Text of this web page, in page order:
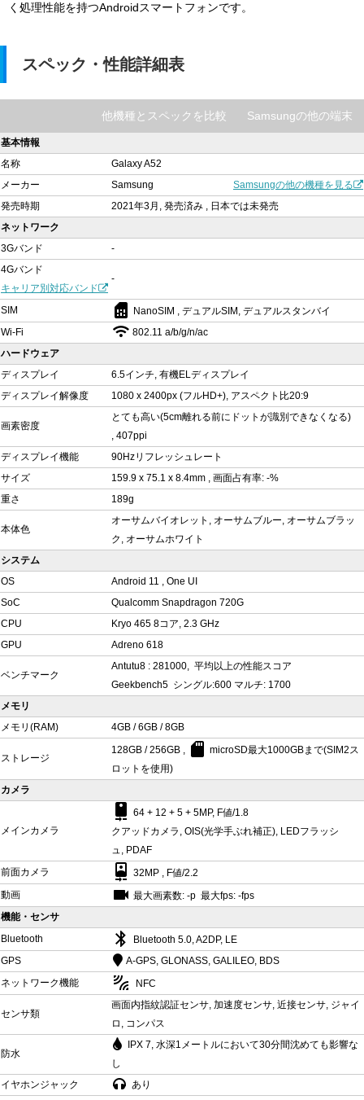
く処理性能を持つAndroidスマートフォンです。
スペック・性能詳細表
Samsungの他の端末
他機種とスペックを比較
基本情報
名称
Galaxy A52
メーカー
Samsung
Samsungの他の機種を見る
発売時期
2021年3月, 発売済み , 日本では未発売
ネットワーク
3Gバンド
-
4Gバンド
キャリア別対応バンド
-
SIM sim_card NanoSIM , デュアルSIM, デュアルスタンバイ
Wi-Fi
802.11 a/b/g/n/ac
ハードウェア
ディスプレイ
6.5インチ, 有機ELディスプレイ
ディスプレイ解像度
1080 x 2400px (フルHD+), アスペクト比20:9
画素密度
とても高い(5cm離れる前にドットが識別できなくなる)
, 407ppi
ディスプレイ機能
90Hzリフレッシュレート
サイズ
159.9 x 75.1 x 8.4mm , 画面占有率: -%
重さ
189g
本体色
オーサムバイオレット, オーサムブルー, オーサムブラッ
ク, オーサムホワイト
システム
OS
Android 11 , One UI
SoC
Qualcomm Snapdragon 720G
CPU
Kryo 465 8コア, 2.3 GHz
GPU
Adreno 618
ベンチマーク
Antutu8 : 281000, 平均以上の性能スコア
Geekbench5 シングル:600 マルチ: 1700
メモリ
メモリ(RAM)
4GB / 6GB / 8GB
ストレージ
128GB / 256GB , sd_card microSD最大1000GBまで(SIM2ス
ロットを使用)
カメラ
メインカメラ
camera_rear 64 + 12 + 5 + 5MP, F値/1.8
クアッドカメラ, OIS(光学手ぶれ補正), LEDフラッシ
ュ, PDAF
前面カメラ
camera_front 32MP , F値/2.2
動画
videocam 最大画素数: -p 最大fps: -fps
機能・センサ
Bluetooth
bluetooth
Bluetooth 5.0, A2DP, LE
GPS
A-GPS, GLONASS, GALILEO, BDS
ネットワーク機能
leak_add NFC
センサ類
画面内指紋認証センサ, 加速度センサ, 近接センサ, ジャイ
ロ, コンパス
防水
IPX 7, 水深1メートルにおいて30分間沈めても影響な
し
イヤホンジャック
あり